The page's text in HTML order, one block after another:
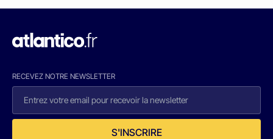
RECEVEZ NOTRE NEWSLETTER
S'INSCRIRE